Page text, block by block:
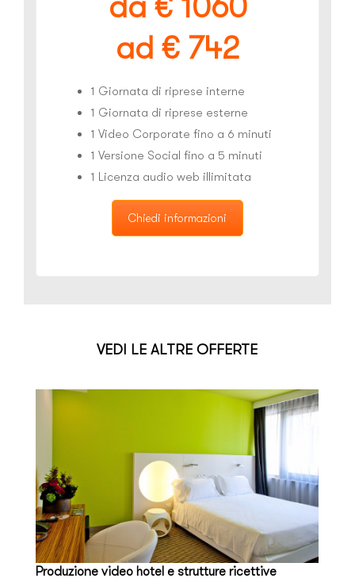
ad € 742
1 Giornata di riprese interne
1 Giornata di riprese esterne
1 Video Corporate fino a 6 minuti
1 Versione Social fino a 5 minuti
1 Licenza audio web illimitata
Chiedi informazioni
VEDI LE ALTRE OFFERTE
Produzione video hotel e strutture ricettive